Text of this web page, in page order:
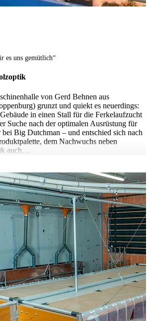
es uns gemütlich“
von Gerd Behnen aus
grunzt und quiekt es neuerdings:
in einen Stall für die Ferkelaufzucht
Suche nach der optimalen Ausrüstung für
bei Big Dutchman – und entschied sich nach
dem Nachwuchs neben
auch…